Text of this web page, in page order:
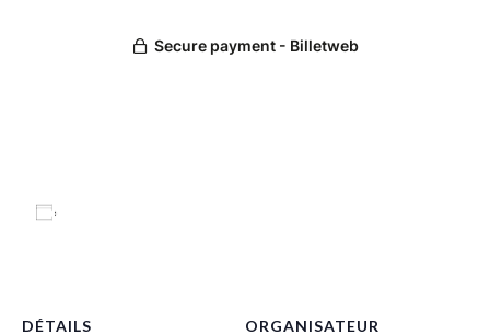
DÉTAILS
ORGANISATEUR